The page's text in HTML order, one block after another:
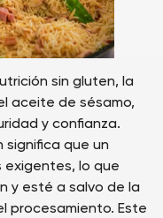
sin gluten, la
aceite de sésamo,
y confianza.
que un
lo que
y esté a salvo de la
procesamiento. Este